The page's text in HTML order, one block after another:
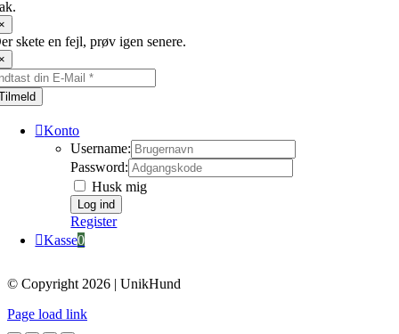
skete en fejl, prøv igen senere.
Konto
Username:
Password:
Husk mig
Register
Kasse0
© Copyright 2026 | UnikHund
Page load link